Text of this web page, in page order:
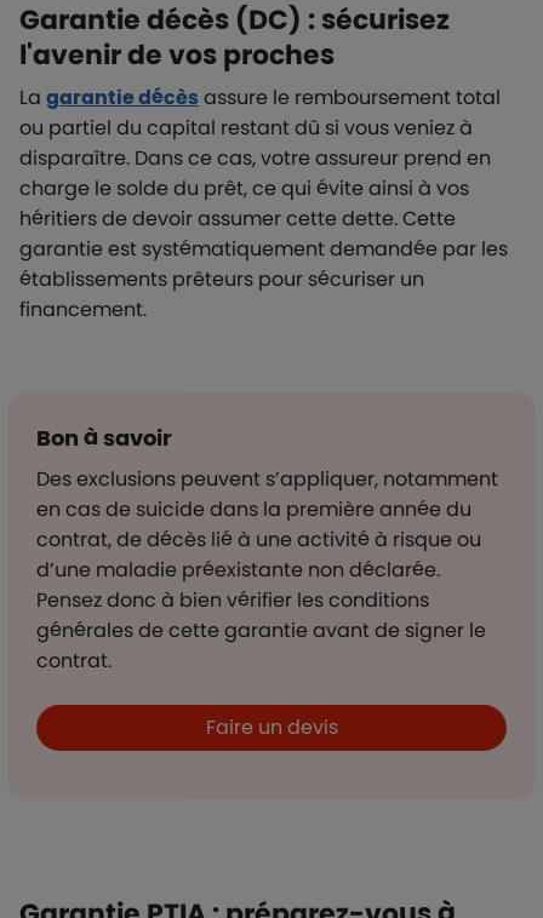
Garantie décès (DC) : sécurisez
l'avenir de vos proches
La garantie décès assure le remboursement total
ou partiel du capital restant dû si vous veniez à
disparaître. Dans ce cas, votre assureur prend en
charge le solde du prêt, ce qui évite ainsi à vos
héritiers de devoir assumer cette dette. Cette
garantie est systématiquement demandée par les
établissements prêteurs pour sécuriser un
financement.
Bon à savoir
Des exclusions peuvent s’appliquer, notamment
en cas de suicide dans la première année du
contrat, de décès lié à une activité à risque ou
d’une maladie préexistante non déclarée.
Pensez donc à bien vérifier les conditions
générales de cette garantie avant de signer le
contrat.
Boutons et liens
Faire un devis